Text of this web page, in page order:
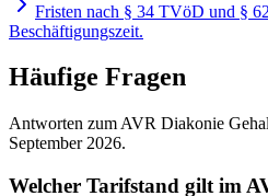
Fristen nach § 34 TVöD und §
Beschäftigungszeit.
Häufige Fragen
Antworten zum AVR Diakonie
September 2026.
Welcher Tarifstand gilt im